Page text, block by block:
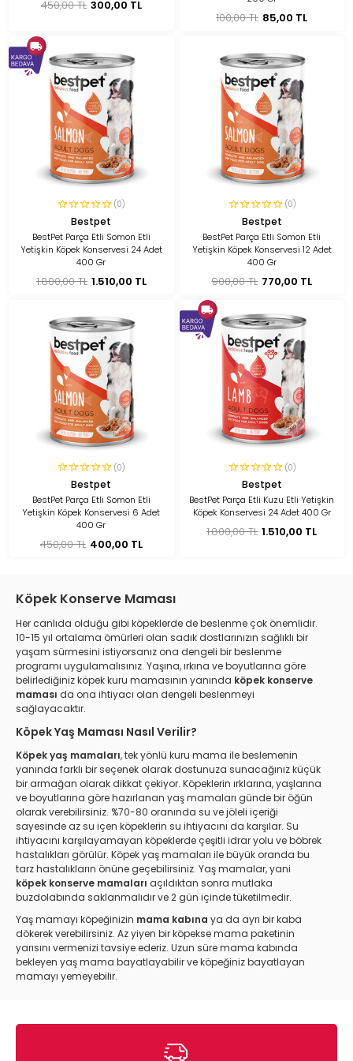
450,00 TL 300,00 TL
100,00 TL 85,00 TL
(0)
Bestpet
BestPet Parça Etli Somon Etli
Yetişkin Köpek Konservesi 24 Adet
400 Gr
1.800,00 TL 1.510,00 TL
(0)
Bestpet
BestPet Parça Etli Somon Etli
Yetişkin Köpek Konservesi 12 Adet
400 Gr
900,00 TL 770,00 TL
(0)
Bestpet
BestPet Parça Etli Somon Etli
Yetişkin Köpek Konservesi 6 Adet
400 Gr
450,00 TL 400,00 TL
(0)
Bestpet
BestPet Parça Etli Kuzu Etli Yetişkin
Köpek Konservesi 24 Adet 400 Gr
1.800,00 TL 1.510,00 TL
Köpek Konserve Maması
Her canlıda olduğu gibi köpeklerde de beslenme çok önemlidir.
10-15 yıl ortalama ömürleri olan sadık dostlarınızın sağlıklı bir
yaşam sürmesini istiyorsanız ona dengeli bir beslenme
programı uygulamalısınız. Yaşına, ırkına ve boyutlarına göre
belirlediğiniz köpek kuru mamasının yanında köpek konserve
maması da ona ihtiyacı olan dengeli beslenmeyi
sağlayacaktır.
Köpek Yaş Maması Nasıl Verilir?
Köpek yaş mamaları, tek yönlü kuru mama ile beslemenin
yanında farklı bir seçenek olarak dostunuza sunacağınız küçük
bir armağan olarak dikkat çekiyor. Köpeklerin ırklarına, yaşlarına
ve boyutlarına göre hazırlanan yaş mamaları günde bir öğün
olarak verebilirsiniz. %70-80 oranında su ve jöleli içeriği
sayesinde az su içen köpeklerin su ihtiyacını da karşılar. Su
ihtiyacını karşılayamayan köpeklerde çeşitli idrar yolu ve böbrek
hastalıkları görülür. Köpek yaş mamaları ile büyük oranda bu
tarz hastalıkların önüne geçebilirsiniz. Yaş mamalar, yani
köpek konserve mamaları açıldıktan sonra mutlaka
buzdolabında saklanmalıdır ve 2 gün içinde tüketilmedir.
Yaş mamayı köpeğinizin mama kabına ya da ayrı bir kaba
dökerek verebilirsiniz. Az yiyen bir köpekse mama paketinin
yarısını vermenizi tavsiye ederiz. Uzun süre mama kabında
bekleyen yaş mama bayatlayabilir ve köpeğiniz bayatlayan
mamayı yemeyebilir.
Köpek konserve maması seçerken dikkat etmeniz gereken bazı
noktalar vardır. İlk olarak köpeğinizin yaşı önemlidir. Yavru,
yetişkin ve yaşlı köpeklerin yediği yaş mamaların içeriği farklı